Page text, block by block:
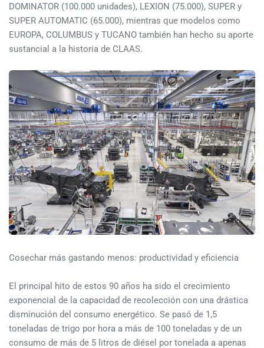
DOMINATOR (100.000 unidades), LEXION (75.000), SUPER y
SUPER AUTOMATIC (65.000), mientras que modelos como
EUROPA, COLUMBUS y TUCANO también han hecho su aporte
sustancial a la historia de CLAAS.
Cosechar más gastando menos: productividad y eficiencia
El principal hito de estos 90 años ha sido el crecimiento
exponencial de la capacidad de recolección con una drástica
disminución del consumo energético. Se pasó de 1,5
toneladas de trigo por hora a más de 100 toneladas y de un
consumo de más de 5 litros de diésel por tonelada a apenas